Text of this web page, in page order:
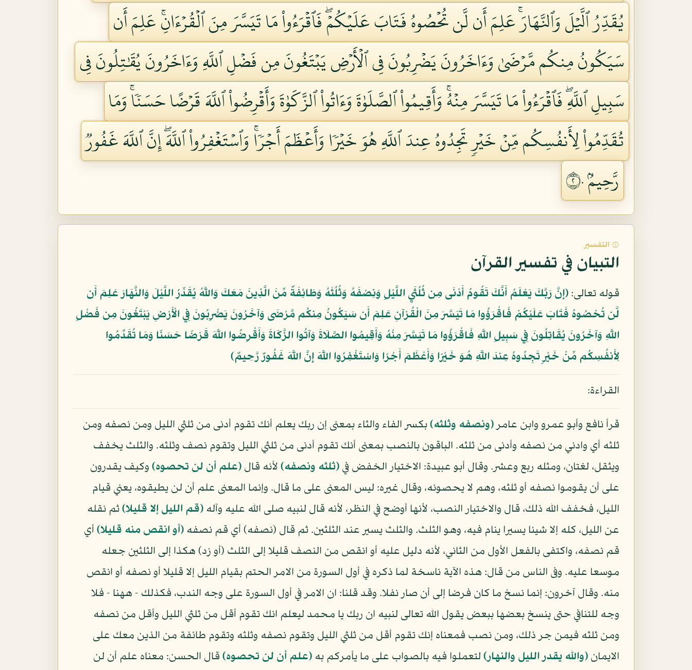
يُقَدِّرُ ٱلَّيۡلَ وَٱلنَّهَارَۚ عَلِمَ أَن لَّن تُحۡصُوهُ فَتَابَ عَلَيۡكُمۡۖ فَٱقۡرَءُواْ مَا تَيَسَّرَ مِنَ ٱلۡقُرۡءَانِۚ عَلِمَ أَن
سَيَكُونُ مِنكُم مَّرۡضَىٰ وَءَاخَرُونَ يَضۡرِبُونَ فِي ٱلۡأَرۡضِ يَبۡتَغُونَ مِن فَضۡلِ ٱللَّهِ وَءَاخَرُونَ يُقَٰتِلُونَ فِي
سَبِيلِ ٱللَّهِۖ فَٱقۡرَءُواْ مَا تَيَسَّرَ مِنۡهُۚ وَأَقِيمُواْ ٱلصَّلَوٰةَ وَءَاتُواْ ٱلزَّكَوٰةَ وَأَقۡرِضُواْ ٱللَّهَ قَرۡضًا حَسَنٗاۚ وَمَا
تُقَدِّمُواْ لِأَنفُسِكُم مِّنۡ خَيۡرٖ تَجِدُوهُ عِندَ ٱللَّهِ هُوَ خَيۡرٗا وَأَعۡظَمَ أَجۡرٗاۚ وَٱسۡتَغۡفِرُواْ ٱللَّهَۖ إِنَّ ٱللَّهَ غَفُورٞ
رَّحِيمُۢ ٢٠
۞ التفسير
التبيان في تفسير القرآن
قوله تعالى: ﴿إِنَّ رَبَّكَ يَعْلَمُ أَنَّكَ تَقُومُ أَدْنَى مِن ثُلُثَيِ اللَّيْلِ وَنِصْفَهُ وَثُلُثَهُ وَطَائِفَةٌ مِّنَ الَّذِينَ مَعَكَ وَاللَّهُ يُقَدِّرُ اللَّيْلَ وَالنَّهَارَ عَلِمَ أَن
لَّن تُحْصُوهُ فَتَابَ عَلَيْكُمْ فَاقْرَؤُوا مَا تَيَسَّرَ مِنَ الْقُرْآنِ عَلِمَ أَن سَيَكُونُ مِنكُم مَّرْضَى وَآخَرُونَ يَضْرِبُونَ فِي الْأَرْضِ يَبْتَغُونَ مِن فَضْلِ
اللَّهِ وَآخَرُونَ يُقَاتِلُونَ فِي سَبِيلِ اللَّهِ فَاقْرَؤُوا مَا تَيَسَّرَ مِنْهُ وَأَقِيمُوا الصَّلَاةَ وَآتُوا الزَّكَاةَ وَأَقْرِضُوا اللَّهَ قَرْضًا حَسَنًا وَمَا تُقَدِّمُوا
لِأَنفُسِكُم مِّنْ خَيْرٍ تَجِدُوهُ عِندَ اللَّهِ هُوَ خَيْرًا وَأَعْظَمَ أَجْرًا وَاسْتَغْفِرُوا اللَّهَ إِنَّ اللَّهَ غَفُورٌ رَّحِيمٌ﴾
القراءة:
قرأ نافع وأبو عمرو وابن عامر(ونصفه وثلثه)بكسر الفاء والثاء بمعنى إن ربك يعلم أنك تقوم أدنى من ثلثي الليل ومن نصفه ومن
ثلثه أي وادني من نصفه وأدنى من ثلثه. الباقون بالنصب بمعنى أنك تقوم أدنى من ثلثي الليل وتقوم نصف وثلثه. والثلث يخفف
ويثقل، لغتان، ومثله ربع وعشر. وقال أبو عبيدة: الاختيار الخفض في (ثلثه ونصفه) لأنه قال (علم أن لن تحصوه) وكيف يقدرون
على أن يقوموا نصفه أو ثلثه، وهم لا يحصونه، وقال غيره: ليس المعنى على ما قال. وإنما المعنى علم أن لن يطيقوه، يعني قيام
الليل، فخفف الله ذلك، قال والاختيار النصب، لأنها أوضح في النظر، لأنه قال لنبيه صلى الله عليه وآله (قم الليل إلا قليلا)ثم نقله
عن الليل، كله إلا شيئا يسيرا ينام فيه، وهو الثلث. والثلث يسير عند الثلثين. ثم قال (نصفه) أي قم نصفه (أو انقص منه قليلا) أي
قم نصفه، واكتفى بالفعل الأول من الثاني، لأنه دليل عليه أو انقص من النصف قليلا إلى الثلث (أو زد) هكذا إلى الثلثين جعله
موسعا عليه. وفى الناس من قال: هذه الآية ناسخة لما ذكره في أول السورة من الامر الحتم بقيام الليل إلا قليلا أو نصفه أو انقص
منه. وقال آخرون: إنما نسخ ما كان فرضا إلى أن صار نفلا. وقد قلنا: ان الامر في أول السورة على وجه الندب، فكذلك - ههنا - فلا
وجه للتنافي حتى ينسخ بعضها ببعض يقول الله تعالى لنبيه ان ربك يا محمد ليعلم انك تقوم أقل من ثلثي الليل وأقل من نصفه
ومن ثلثه فيمن جر ذلك، ومن نصب فمعناه إنك تقوم أقل من ثلثي الليل وتقوم نصفه وثلثه وتقوم طائفة من الذين معك على
الايمان (والله يقدر الليل والنهار) لتعملوا فيه بالصواب على ما يأمركم به (علم أن لن تحصوه) قال الحسن: معناه علم أن لن